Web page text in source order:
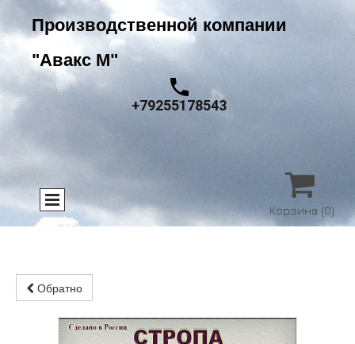
Производственной компании
"Авакс М"
+79255178543

Корзина (0)
Обратно